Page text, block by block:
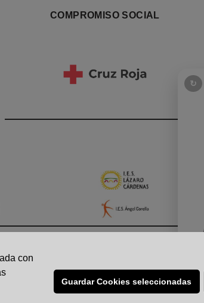
COMPROMISO SOCIAL
91 027 3665
de Aplicaciones y Soluciones Empresariales
↻
con
Guardar Cookies seleccionadas